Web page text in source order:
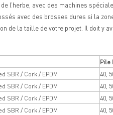
l’herbe, avec des machines
avec des brosses dures si la
de la taille de votre projet. Il doit y
Pile
SBR / Cork / EPDM 40,
SBR / Cork / EPDM 40,
SBR / Cork / EPDM 40,
SBR / Cork / EPDM 40,